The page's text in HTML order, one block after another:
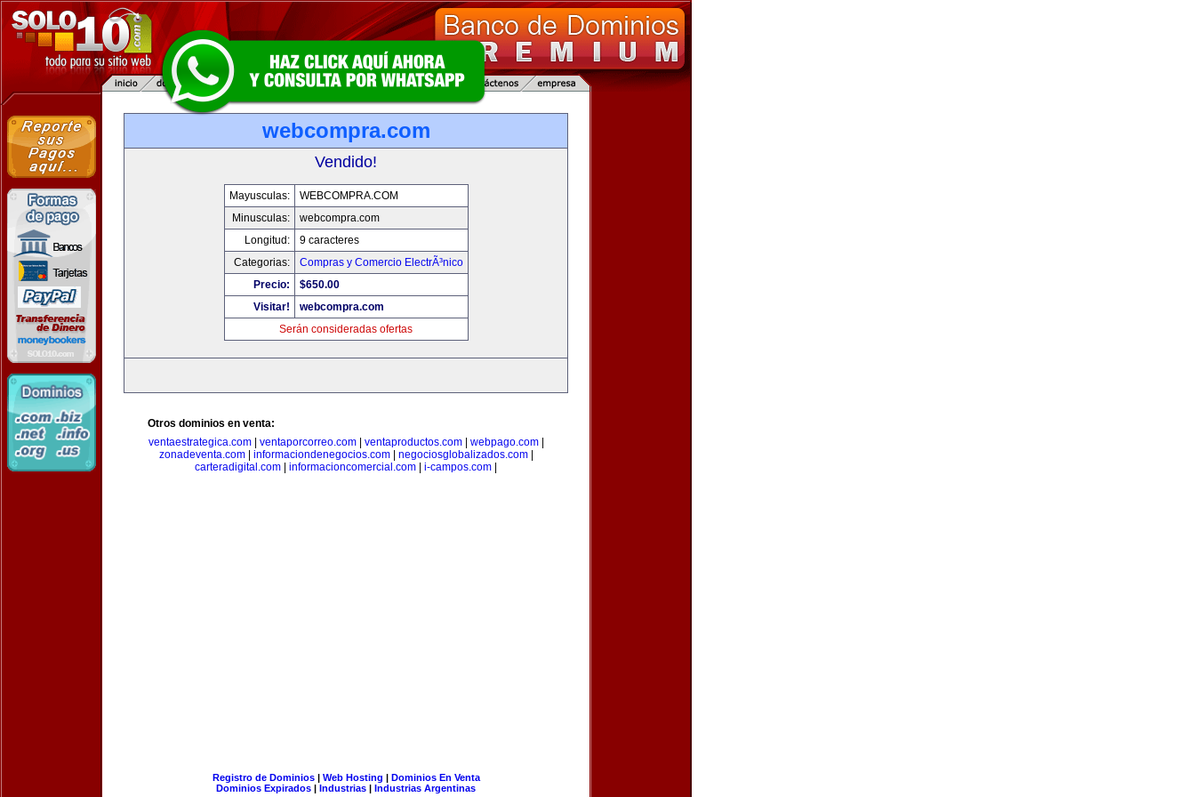
webcompra.com
Vendido!
Mayusculas:
WEBCOMPRA.COM
Minusculas:
webcompra.com
Longitud:
9 caracteres
Categorias:
Compras y Comercio ElectrÃ³nico
Precio:
$650.00
Visitar!
webcompra.com
Serán consideradas ofertas
Otros dominios en venta:
ventaestrategica.com| ventaporcorreo.com| ventaproductos.com| webpago.com|
zonadeventa.com| informaciondenegocios.com| negociosglobalizados.com|
carteradigital.com
informacioncomercial.com i-campos.com
Registro de Dominios| Web Hosting | Dominios En Venta
Dominios Expirados | Industrias | Industrias Argentinas